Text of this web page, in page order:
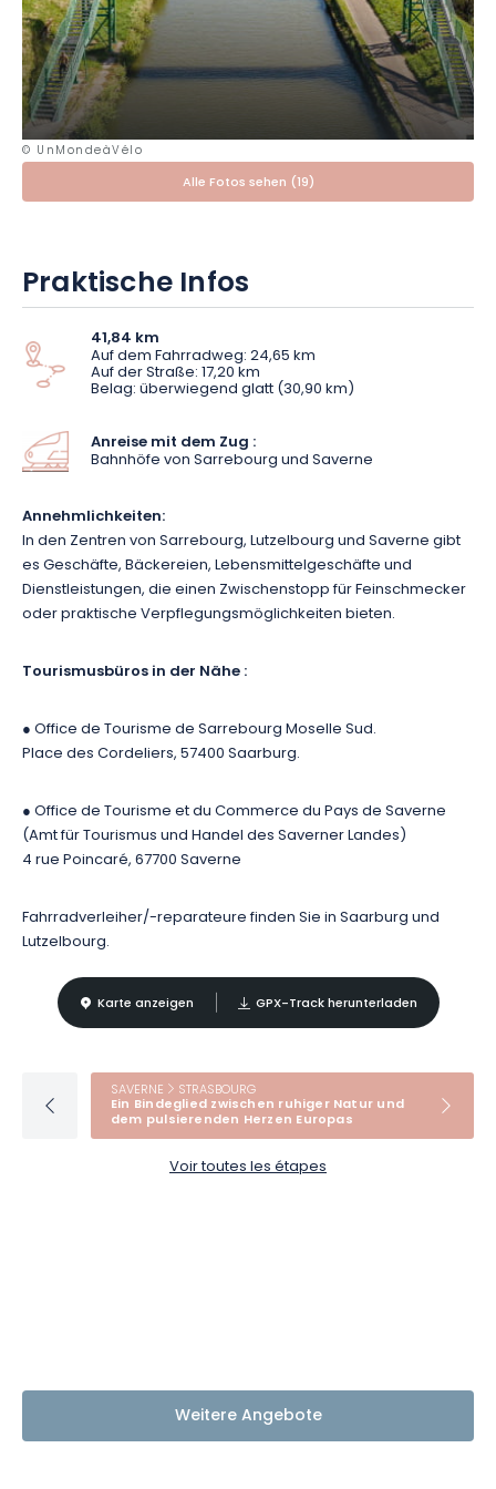
Bevor Sie Saverne erreichen, bietet Lutzelbourgeinen letzten
charmanten Halt. Die Gemeinde, die von den Überrestenihrer
Burgüberragt wird, markiert das Ende der Moselstrecke und
den Eingang ins Elsass. Während der gesamten Etappe ist die
EuroVelo 5 gut ausgeschildert und bietet eine flüssige und
leicht zugängliche Strecke, die mit schönen kulturellen und
natürlichen Entdeckungen gespickt ist.
© UnMondeàVélo
Alle Fotos sehen (19)
Praktische Infos
41,84 km
Auf dem Fahrradweg: 24,65 km
Auf der Straße: 17,20 km
Belag: überwiegend glatt (30,90 km)
Anreise mit dem Zug :
Bahnhöfe von Sarrebourg und Saverne
Annehmlichkeiten:
In den Zentren von Sarrebourg, Lutzelbourg und Saverne gibt
es Geschäfte, Bäckereien, Lebensmittelgeschäfte und
Dienstleistungen, die einen Zwischenstopp für Feinschmecker
oder praktische Verpflegungsmöglichkeiten bieten.
Tourismusbüros in der Nähe :
● Office de Tourisme de Sarrebourg Moselle Sud.
Place des Cordeliers, 57400 Saarburg.
● Office de Tourisme et du Commerce du Pays de Saverne
(Amt für Tourismus und Handel des Saverner Landes)
4 rue Poincaré, 67700 Saverne
Fahrradverleiher/-reparateure finden Sie in Saarburg und
Lutzelbourg.
Karte anzeigen GPX-Track herunterladen
SAVERNE STRASBOURG
Ein Bindeglied zwischen ruhiger Natur und
dem pulsierenden Herzen Europas
Voir toutes les étapes
Weitere Angebote